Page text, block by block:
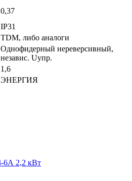
0,37
IP31
TDM, либо аналоги
Однофидерный нереверсивный,
независ. Uупр.
1,6
ЭНЕРГИЯ